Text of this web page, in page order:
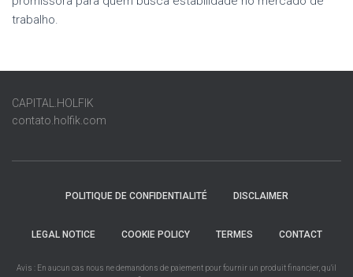
trabalho.
CAPITAL.HOLFIK
contato.holfik.com
POLITIQUE DE CONFIDENTIALITÉ DISCLAIMER
LEGAL NOTICE COOKIE POLICY TERMES CONTACT
Avis : En aucun cas nous ne demandons de paiement pour fournir un produit financier, qu'il